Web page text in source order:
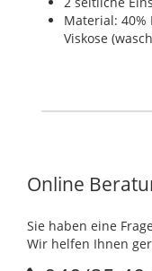
Material: 40%
Viskose
Online
Sie haben eine
Wir helfen Ihnen